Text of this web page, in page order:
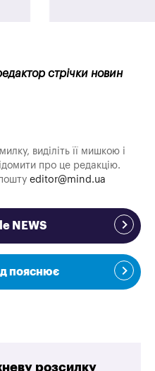
стрічки новин
виділіть її мишкою і
про це редакцію.
editor@mind.ua
NEWS
пояснює
розсилку